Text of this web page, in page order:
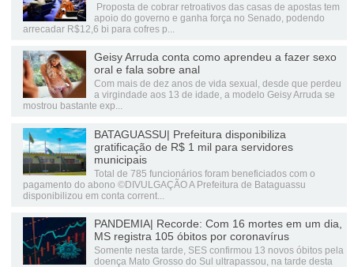
Proposta de cobrar retroativos das casas de apostas tem
apoio do governo e ganha força no Senado, podendo
arrecadar R$12,6 bi para cofres p...
Geisy Arruda conta como aprendeu a fazer sexo
oral e fala sobre anal
Com mais de dez anos de vida sexual, desde que perdeu
a virgindade aos 13 de idade, a modelo Geisy Arruda se
mostrou bastante exp...
BATAGUASSU| Prefeitura disponibiliza
gratificação de R$ 1 mil para servidores
municipais
Total de 785 funcionários foram beneficiados com o
pagamento do abono ©DIVULGAÇÃO A Prefeitura de Bataguassu
disponibilizou em conta corrent...
PANDEMIA| Recorde: Com 16 mortes em um dia,
MS registra 105 óbitos por coronavírus
Somente nesta tarde, SES confirmou 13 novos óbitos pela
doença Mato Grosso do Sul ultrapassou, na tarde desta